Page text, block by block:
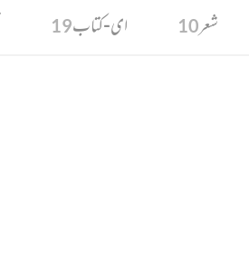
شعر10 ای-کتاب19